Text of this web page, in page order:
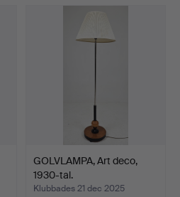
GOLVLAMPA, Art deco,
1930-tal.
Klubbades 21 dec 2025